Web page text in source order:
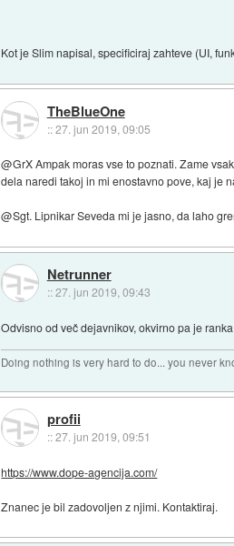
Kot je Slim napisal, specificiraj zahteve (UI,
TheBlueOne
::27. jun 2019, 09:05
@GrX Ampak moras vse to poznati. Zame
dela naredi takoj in mi enostavno pove, kaj je
@Sgt. Lipnikar Seveda mi je jasno, da laho
Netrunner
::27. jun 2019, 09:43
Odvisno od več dejavnikov, okvirno pa je
Doing nothing is very hard to do... you never
profii
::27. jun 2019, 09:51
https://www.dope-agencija.com/
Znanec je bil zadovoljen z njimi. Kontaktiraj.